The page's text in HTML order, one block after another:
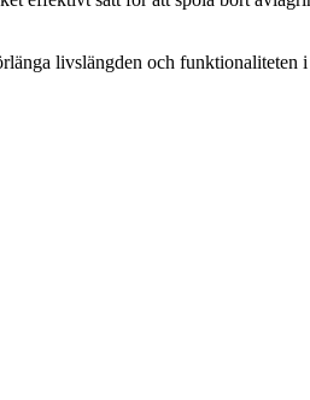
livslängden och funktionaliteten i